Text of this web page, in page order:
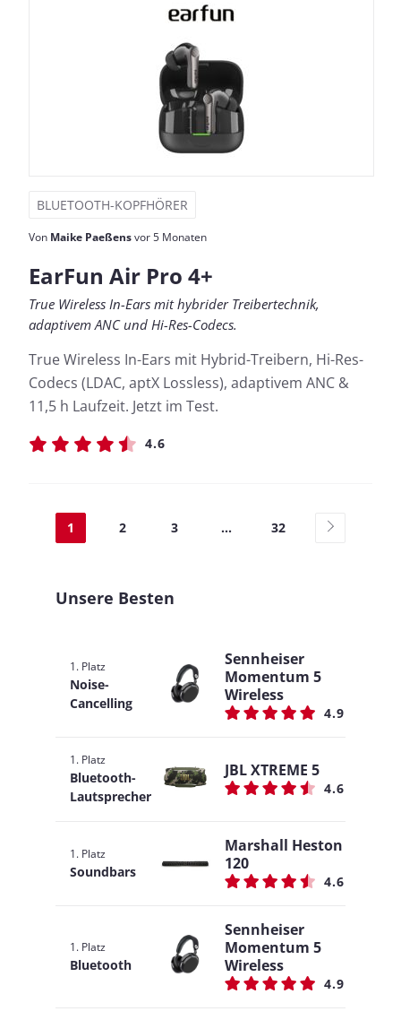
BLUETOOTH-KOPFHÖRER
Von Maike Paeßensvor 5 Monaten
EarFun Air Pro 4+
True Wireless In-Ears mit hybrider Treibertechnik,
adaptivem ANC und Hi-Res-Codecs.
True Wireless In-Ears mit Hybrid-Treibern, Hi-Res-
Codecs (LDAC, aptX Lossless), adaptivem ANC &
11,5 h Laufzeit. Jetzt im Test.
4.6
1 2 3 ... 32
Unsere Besten
1. Platz
Noise-
Cancelling
Sennheiser
Momentum 5
Wireless
4.9
1. Platz
Bluetooth-
Lautsprecher
JBL XTREME 5
4.6
1. Platz
Soundbars
Marshall Heston
120
4.6
1. Platz
Bluetooth
Sennheiser
Momentum 5
Wireless
4.9